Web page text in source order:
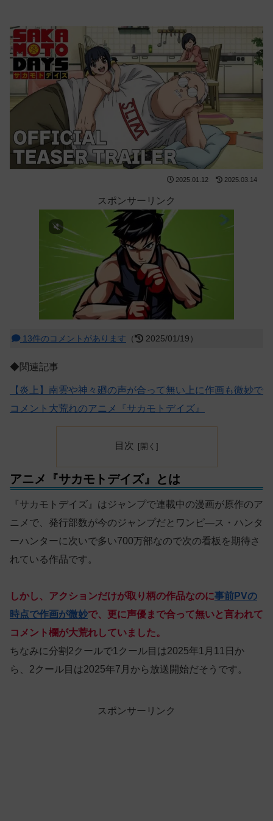
2025.01.12 2025.03.14
スポンサーリンク
13件のコメントがあります （ 2025/01/19）
◆関連記事
【炎上】南雲や神々廻の声が合って無い上に作画も微妙で
コメント大荒れのアニメ『サカモトデイズ』
目次
アニメ『サカモトデイズ』とは
『サカモトデイズ』はジャンプで連載中の漫画が原作のア
ニメで、発行部数が今のジャンプだとワンピ―ス・ハンタ
ーハンターに次いで多い700万部なので次の看板を期待さ
れている作品です。
しかし、アクションだけが取り柄の作品なのに事前PVの
時点で作画が微妙で、更に声優まで合って無いと言われて
コメント欄が大荒れしていました。
ちなみに分割2クールで1クール目は2025年1月11日か
ら、2クール目は2025年7月から放送開始だそうです。
スポンサーリンク